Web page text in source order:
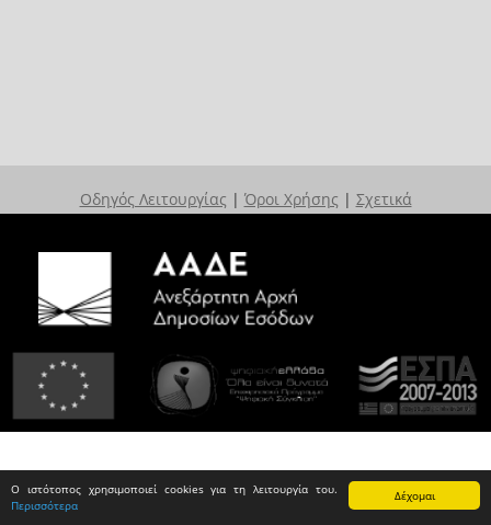
Δέχομαι
Ο ιστότοπος χρησιμοποιεί cookies για τη λειτουργία του.
Περισσότερα
Οδηγός Λειτουργίας | Όροι Χρήσης | Σχετικά